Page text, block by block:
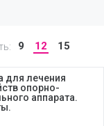
9 12 15
для лечения
опорно-
аппарата.